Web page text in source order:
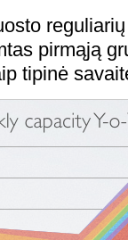
reguliarių
pirmąją
tipinė